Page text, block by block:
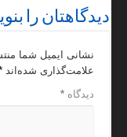
دیدگاهتان را
نشانی ایمیل شما
علامت‌گذاری شده‌اند
دیدگاه*